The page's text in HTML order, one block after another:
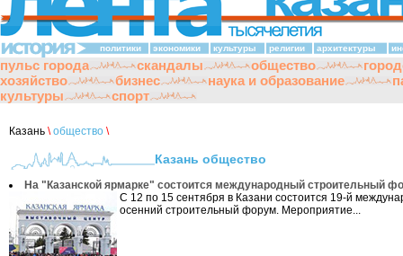
политики экономики культуры религии архитектуры
пульс города скандалы общество
хозяйство
бизнес наука и образование
культуры
спорт
Казань \ общество \
Казань общество
На "Казанской ярмарке" состоится международный строительный
С 12 по 15 сентября в Казани состоится 19-й
осенний строительный форум. Мероприятие...